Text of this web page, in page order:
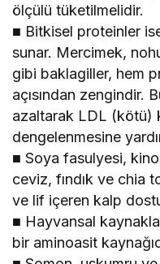
ölçülü tüketilmelidir.
■ Bitkisel proteinler
sunar. Mercimek,
gibi baklagiller, hem
açısından zengindir.
azaltarak LDL (kötü)
dengelenmesine
■ Soya fasulyesi,
ceviz, fındık ve chia
ve lif içeren kalp
■ Hayvansal
bir aminoasit